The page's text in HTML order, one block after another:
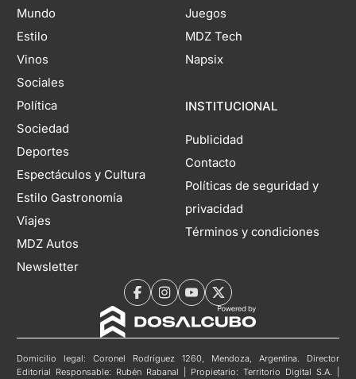
Mundo
Estilo
Vinos
Sociales
Política
Sociedad
Deportes
Espectáculos y Cultura
Estilo Gastronomía
Viajes
MDZ Autos
Newsletter
Juegos
MDZ Tech
Napsix
INSTITUCIONAL
Publicidad
Contacto
Políticas de seguridad y
privacidad
Términos y condiciones
Domicilio legal: Coronel Rodríguez 1260, Mendoza, Argentina. Director
Editorial Responsable: Rubén Rabanal | Propietario: Territorio Digital S.A. |